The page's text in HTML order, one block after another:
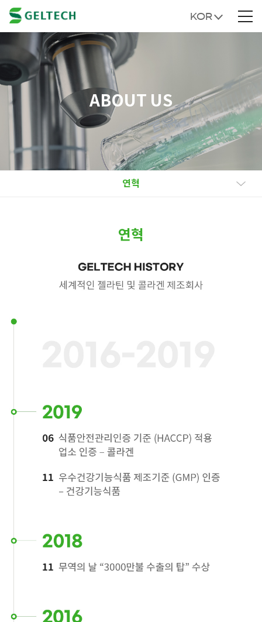
KOR
ABOUT US
연혁
연혁